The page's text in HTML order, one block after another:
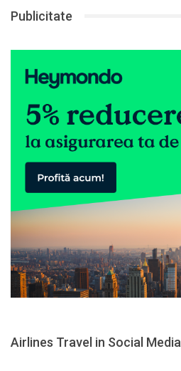
Publicitate
Airlines Travel in Social Media